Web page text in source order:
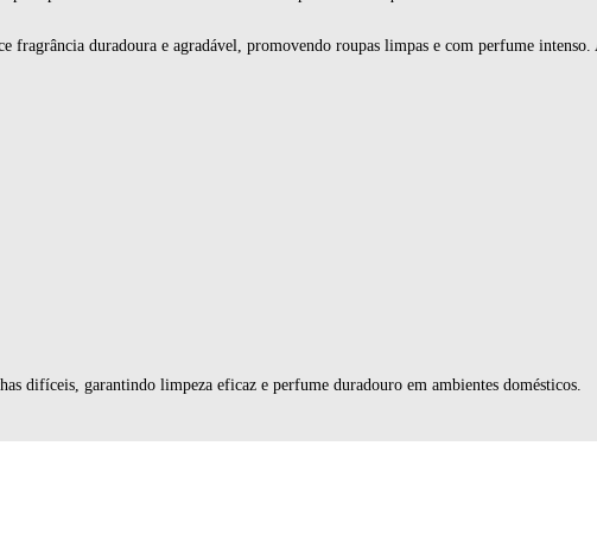
duradoura e agradável, promovendo roupas limpas e com perfume intenso.
difíceis, garantindo limpeza eficaz e perfume duradouro em ambientes domésticos.